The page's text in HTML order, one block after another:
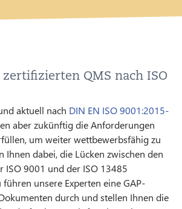
QMS nach ISO
aktuell nach DIN EN ISO 9001:2015-
aber zukünftig die Anforderungen
um weiter wettbewerbsfähig zu
Ihnen dabei, die Lücken zwischen den
ISO 9001 und der ISO 13485
führen unsere Experten eine GAP-
durch und stellen Ihnen die